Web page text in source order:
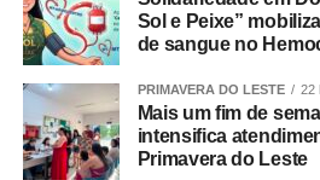
Sol e Peixe”
de sangue no
PRIMAVERA DO LESTE 22
Mais um fim de
intensifica
Primavera do Leste